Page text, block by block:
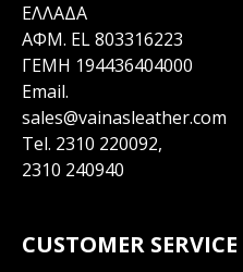
ΕΛΛΑΔΑ
ΑΦΜ. EL 803316223
ΓΕΜΗ 194436404000
Email.
sales@vainasleather.com
Tel. 2310 220092,
2310 240940
CUSTOMER SERVICE